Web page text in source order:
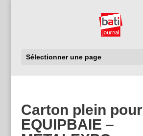
Sélectionner une page
Carton plein pour
EQUIPBAIE –